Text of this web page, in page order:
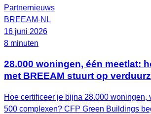
Partnernieuws
BREEAM-NL
16 juni 2026
8 minuten
28.000 woningen, één meetlat:
met BREEAM stuurt op
Hoe certificeer je bijna 28.000 woningen,
500 complexen? CFP Green Buildings